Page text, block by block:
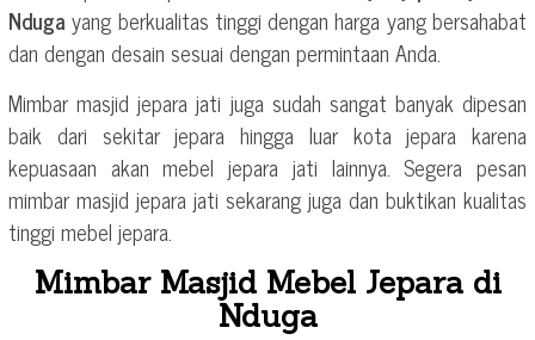
Nduga yang berkualitas tinggi dengan harga yang bersahabat
dan dengan desain sesuai dengan permintaan Anda.
Mimbar masjid jepara jati juga sudah sangat banyak dipesan
baik dari sekitar jepara hingga luar kota jepara karena
kepuasaan akan mebel jepara jati lainnya. Segera pesan
mimbar masjid jepara jati sekarang juga dan buktikan kualitas
tinggi mebel jepara.
Mimbar Masjid Mebel Jepara di
Nduga